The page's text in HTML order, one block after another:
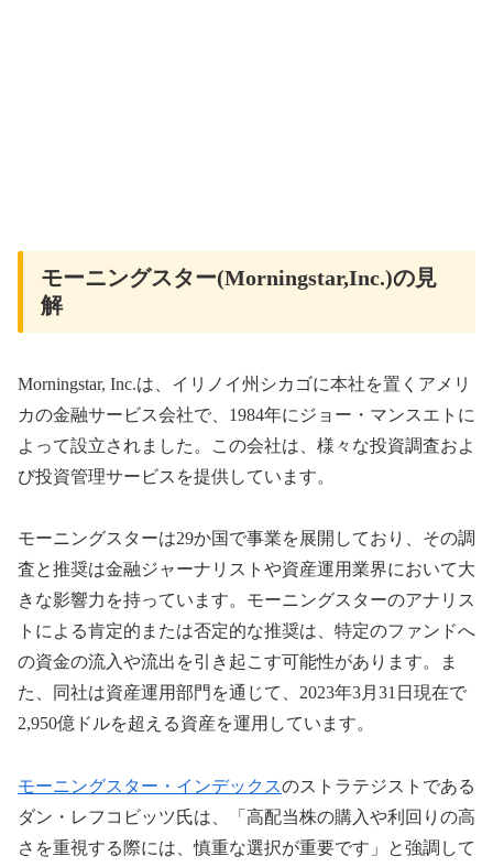
モーニングスター(Morningstar,Inc.)の見
解
Morningstar, Inc.は、イリノイ州シカゴに本社を置くアメリ
カの金融サービス会社で、1984年にジョー・マンスエトに
よって設立されました。この会社は、様々な投資調査およ
び投資管理サービスを提供しています。
モーニングスターは29か国で事業を展開しており、その調
査と推奨は金融ジャーナリストや資産運用業界において大
きな影響力を持っています。モーニングスターのアナリス
トによる肯定的または否定的な推奨は、特定のファンドへ
の資金の流入や流出を引き起こす可能性があります。ま
た、同社は資産運用部門を通じて、2023年3月31日現在で
2,950億ドルを超える資産を運用しています。
モーニングスター・インデックスのストラテジストである
ダン・レフコビッツ氏は、「高配当株の購入や利回りの高
さを重視する際には、慎重な選択が重要です」と強調して